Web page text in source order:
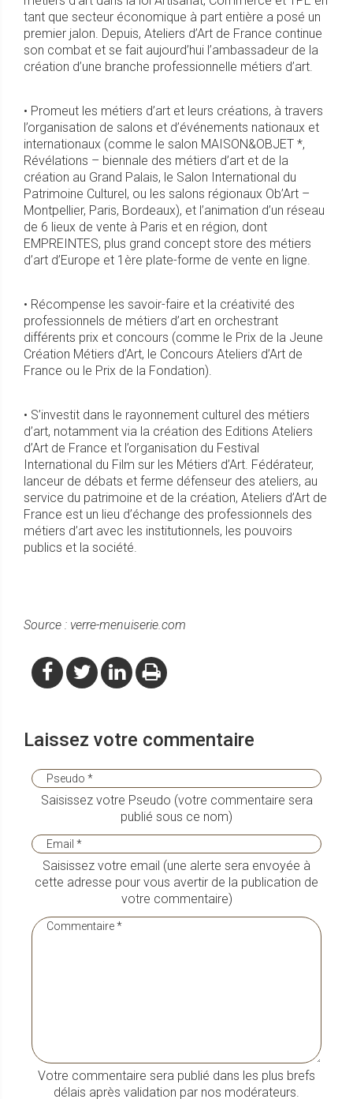
tant que secteur économique à part entière a posé un
premier jalon. Depuis, Ateliers d’Art de France continue
son combat et se fait aujourd’hui l’ambassadeur de la
création d’une branche professionnelle métiers d’art.
• Promeut les métiers d’art et leurs créations, à travers
l’organisation de salons et d’événements nationaux et
internationaux (comme le salon MAISON&OBJET *,
Révélations – biennale des métiers d’art et de la
création au Grand Palais, le Salon International du
Patrimoine Culturel, ou les salons régionaux Ob’Art –
Montpellier, Paris, Bordeaux), et l’animation d’un réseau
de 6 lieux de vente à Paris et en région, dont
EMPREINTES, plus grand concept store des métiers
d’art d’Europe et 1ère plate-forme de vente en ligne.
• Récompense les savoir-faire et la créativité des
professionnels de métiers d’art en orchestrant
différents prix et concours (comme le Prix de la Jeune
Création Métiers d’Art, le Concours Ateliers d’Art de
France ou le Prix de la Fondation).
• S’investit dans le rayonnement culturel des métiers
d’art, notamment via la création des Editions Ateliers
d’Art de France et l’organisation du Festival
International du Film sur les Métiers d’Art. Fédérateur,
lanceur de débats et ferme défenseur des ateliers, au
service du patrimoine et de la création, Ateliers d’Art de
France est un lieu d’échange des professionnels des
métiers d’art avec les institutionnels, les pouvoirs
publics et la société.
Source : verre-menuiserie.com
Laissez votre commentaire
Saisissez votre Pseudo (votre commentaire sera
publié sous ce nom)
Saisissez votre email (une alerte sera envoyée à
cette adresse pour vous avertir de la publication de
votre commentaire)
Votre commentaire sera publié dans les plus brefs
délais après validation par nos modérateurs.